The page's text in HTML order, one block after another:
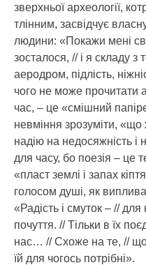
зверхньої археології,
тлінним, засвідчує
людини: «Покажи мені
зосталося, // і я складу з
аеродром, підлість,
чого не може прочитати
час, – це «смішний
невміння зрозуміти,
надію на недосяжність і
для часу, бо поезія – це
«пласт землі і запах
голосом душі, як
«Радість і смуток – // для
почуття. // Тільки в їх
нас… // Схоже на те, //
їй для чогось потрібні».